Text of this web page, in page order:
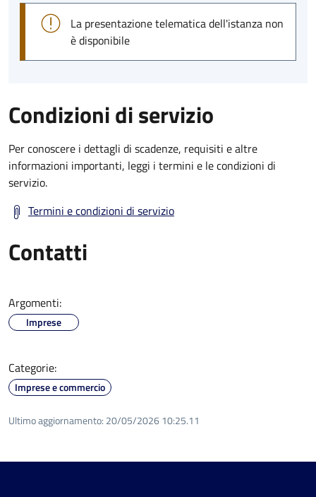
La presentazione telematica dell'istanza non
è disponibile
Condizioni di servizio
Per conoscere i dettagli di scadenze, requisiti e altre
informazioni importanti, leggi i termini e le condizioni di
servizio.
Termini e condizioni di servizio
Contatti
Argomenti:
Imprese
Categorie:
Imprese e commercio
Ultimo aggiornamento: 20/05/2026 10:25.11